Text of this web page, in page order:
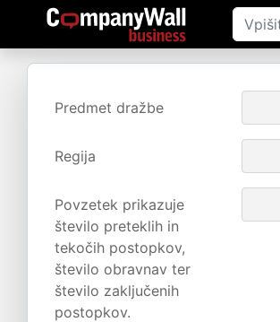
Predmet dražbe
Regija
Povzetek prikazuje
število preteklih in
tekočih postopkov,
število obravnav ter
število zaključenih
postopkov.